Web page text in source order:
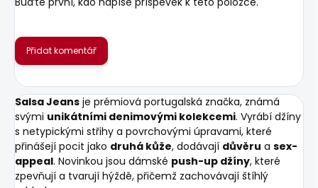
Přidat komentář
Salsa Jeans je prémiová portugalská značka, známá
svými unikátními denimovými kolekcemi. Vyrábí džíny
s netypickými střihy a povrchovými úpravami, které
přinášejí pocit jako druhá kůže, dodávají důvěru a sex-
appeal. Novinkou jsou dámské push-up džíny, které
zpevňují a tvarují hýždě, přičemž zachovávají štíhlý